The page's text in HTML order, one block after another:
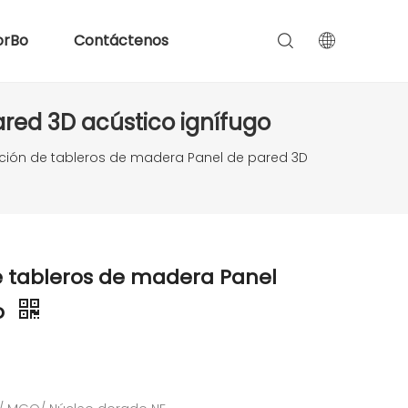
Contáctenos
3D acústico ignífugo
de tableros de madera Panel de pared 3D
tableros de madera Panel